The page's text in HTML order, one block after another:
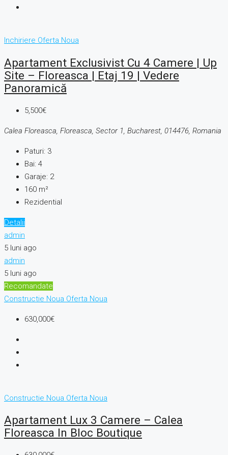
Inchiriere Oferta Noua
Apartament Exclusivist Cu 4 Camere | Up
Site – Floreasca | Etaj 19 | Vedere
Panoramică
5,500€
Calea Floreasca, Floreasca, Sector 1, Bucharest, 014476, Romania
Paturi: 3
Bai: 4
Garaje: 2
160 m²
Rezidential
Detalii
admin
5 luni ago
admin
5 luni ago
Recomandate
Constructie Noua Oferta Noua
630,000€
Constructie Noua Oferta Noua
Apartament Lux 3 Camere – Calea
Floreasca In Bloc Boutique